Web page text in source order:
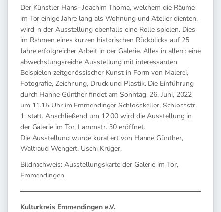
Der Künstler Hans- Joachim Thoma, welchem die Räume
im Tor einige Jahre lang als Wohnung und Atelier dienten,
wird in der Ausstellung ebenfalls eine Rolle spielen. Dies
im Rahmen eines kurzen historischen Rückblicks auf 25
Jahre erfolgreicher Arbeit in der Galerie. Alles in allem: eine
abwechslungsreiche Ausstellung mit interessanten
Beispielen zeitgenössischer Kunst in Form von Malerei,
Fotografie, Zeichnung, Druck und Plastik. Die Einführung
durch Hanne Günther findet am Sonntag, 26. Juni, 2022
um 11.15 Uhr im Emmendinger Schlosskeller, Schlossstr.
1. statt. Anschließend um 12:00 wird die Ausstellung in
der Galerie im Tor, Lammstr. 30 eröffnet.
Die Ausstellung wurde kuratiert von Hanne Günther,
Waltraud Wengert, Uschi Krüger.
Bildnachweis: Ausstellungskarte der Galerie im Tor,
Emmendingen
Kulturkreis Emmendingen e.V.